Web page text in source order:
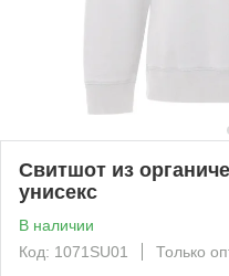
Свитшот из
унисекс
В наличии
Код: 1071SU01
Только